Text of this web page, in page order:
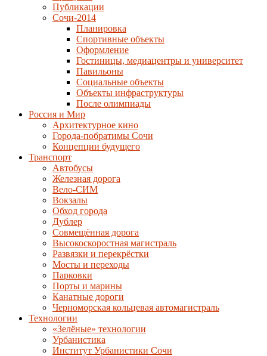
Публикации
Сочи-2014
Планировка
Спортивные объекты
Оформление
Гостиницы, медиацентры и университет
Павильоны
Социальные объекты
Объекты инфраструктуры
После олимпиады
Россия и Мир
Архитектурное кино
Города-побратимы Сочи
Концепции будущего
Транспорт
Автобусы
Железная дорога
Вело-СИМ
Вокзалы
Обход города
Дублер
Совмещённая дорога
Высокоскоростная магистраль
Развязки и перекрёстки
Мосты и переходы
Парковки
Порты и марины
Канатные дороги
Черноморская кольцевая автомагистраль
Технологии
«Зелёные» технологии
Урбанистика
Институт Урбанистики Сочи